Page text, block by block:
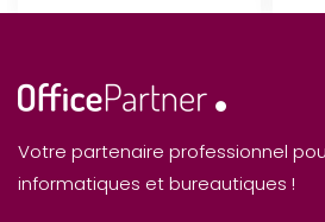
Votre partenaire professionnel
informatiques et bureautiques !